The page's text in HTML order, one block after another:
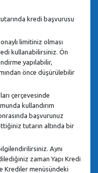
kredi başvurusu
limitiniz olması
kullanabilirsiniz. Ön
yapılabilir,
önce düşürülebilir
çerçevesinde
kullandırım
başvurunuz
tutarın altında bir
Aynı
zaman Yapı Kredi
Krediler menüsündeki